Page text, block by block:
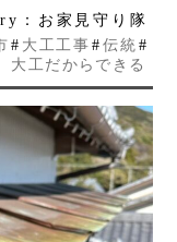
：お家見守り隊
# 大工工事 # 伝統 #
大工だからできる